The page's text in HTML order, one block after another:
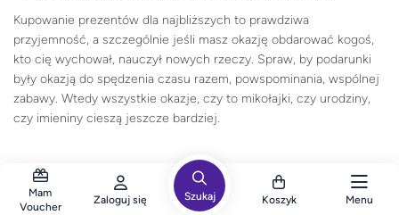
Mam
Voucher
Zaloguj się Szukaj Koszyk Menu
Kupowanie prezentów dla najbliższych to prawdziwa
przyjemność, a szczególnie jeśli masz okazję obdarować kogoś,
kto cię wychował, nauczył nowych rzeczy. Spraw, by podarunki
były okazją do spędzenia czasu razem, powspominania, wspólnej
zabawy. Wtedy wszystkie okazje, czy to mikołajki, czy urodziny,
czy imieniny cieszą jeszcze bardziej.